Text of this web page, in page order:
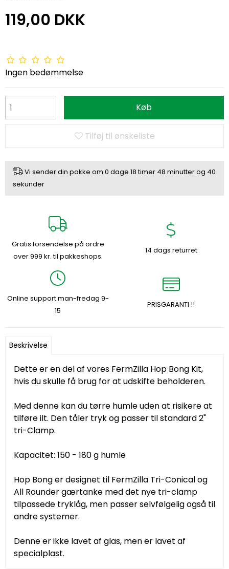
119,00 DKK
Ingen bedømmelse
Køb
Tilføj til ønskeliste
Vi sender din pakke om 0 dage 18 timer 48 minutterog 39
sekunder
Gratis forsendelse på ordre
over 999 kr. til pakkeshops.
14 dags returret
Online support man-fredag 9-
15
PRISGARANTI !!
Beskrivelse
Dette er en del af vores FermZilla Hop Bong Kit,
hvis du skulle få brug for at udskifte beholderen.
Med denne kan du tørre humle uden at risikere at
tilføre ilt. Den tåler tryk og passer til standard 2"
tri-Clamp.
Kapacitet: 150 - 180 g humle
Hop Bong er designet til FermZilla Tri-Conical og
All Rounder gærtanke med det nye tri-clamp
tilpassede tryklåg, men passer selvfølgelig også til
andre systemer.
Denne er ikke lavet af glas, men er lavet af
specialplast.